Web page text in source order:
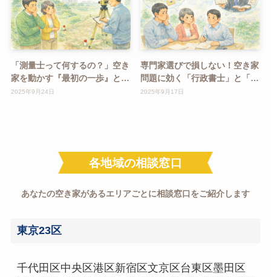
「測量士って何するの？」空き
家を動かす『最初の一歩』と
は？
2025年9月24日
専門家選びで損しない！空き家
問題に効く「行政書士」と「司
法書士」の違いとは？
2025年9月17日
各地域の相談窓口
あなたの空き家があるエリアごとに相談窓口をご紹介します
東京23区
千代田区 中央区港区 新宿区文京区 台東区墨田区